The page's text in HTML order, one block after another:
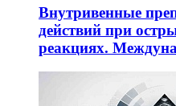
Внутривенные
действий при
реакциях.